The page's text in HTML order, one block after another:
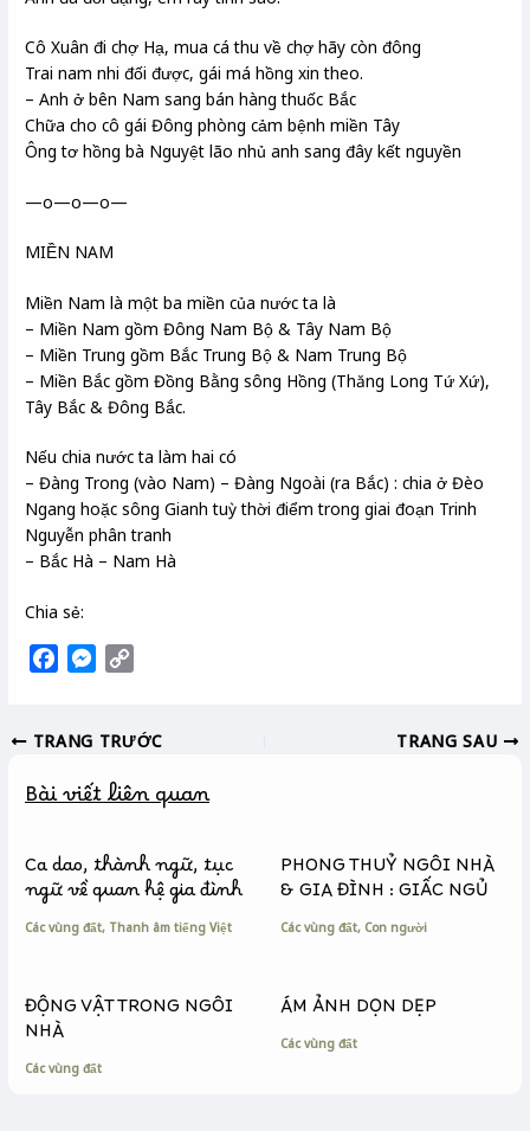
Cô Xuân đi chợ Hạ, mua cá thu về chợ hãy còn đông
Trai nam nhi đối được, gái má hồng xin theo.
– Anh ở bên Nam sang bán hàng thuốc Bắc
Chữa cho cô gái Đông phòng cảm bệnh miền Tây
Ông tơ hồng bà Nguyệt lão nhủ anh sang đây kết nguyền
—o—o—o—
MIỀN NAM
Miền Nam là một ba miền của nước ta là
– Miền Nam gồm Đông Nam Bộ & Tây Nam Bộ
– Miền Trung gồm Bắc Trung Bộ & Nam Trung Bộ
– Miền Bắc gồm Đồng Bằng sông Hồng (Thăng Long Tứ Xứ),
Tây Bắc & Đông Bắc.
Nếu chia nước ta làm hai có
– Đàng Trong (vào Nam) – Đàng Ngoài (ra Bắc) : chia ở Đèo
Ngang hoặc sông Gianh tuỳ thời điểm trong giai đoạn Trinh
Nguyễn phân tranh
– Bắc Hà – Nam Hà
Chia sẻ:
e
o
k
M
s
n
e
r
y
i
k
TRANG TRƯỚC TRANG SAU
Bài viết liên quan
Ca dao, thành ngữ, tục
ngữ về quan hệ gia đình
Các vùng đất, Thanh âm tiếng Việt
PHONG THUỶ NGÔI NHÀ
& GIA ĐÌNH : GIẤC NGỦ
Các vùng đất, Con người
ĐỘNG VẬT TRONG NGÔI
NHÀ
Các vùng đất
ÁM ẢNH DỌN DẸP
Các vùng đất